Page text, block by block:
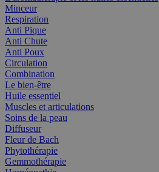
Minceur
Respiration
Anti Pique
Anti Chute
Anti Poux
Circulation
Combination
Le bien-être
Huile essentiel
Muscles et articulations
Soins de la peau
Diffuseur
Fleur de Bach
Phytothérapie
Gemmothérapie